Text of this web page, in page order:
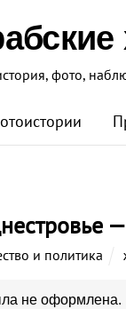
фото,
и политика
не оформлена.